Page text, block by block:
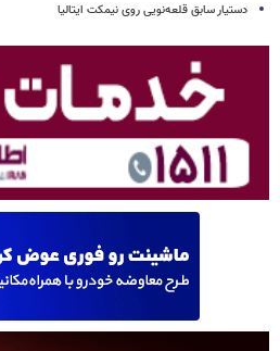
دستیار سابق قلعه‌نویی روی نیمکت ایتالیا